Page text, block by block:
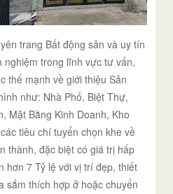
trang Bất động sản và uy tín
nghiệm trong lĩnh vực tư vấn,
thế mạnh về giới thiệu Sản
như: Nhà Phố, Biệt Thự,
Mặt Bằng Kinh Doanh, Kho
tiêu chí tuyển chọn khe về
thành, đặc biệt có giá trị hấp
hơn 7 Tỷ lệ với vị trí đẹp, thiết
sắm thích hợp ở hoặc chuyển